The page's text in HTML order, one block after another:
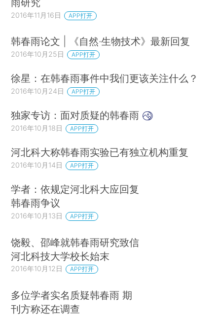
2016年11月16日 APP打开
韩春雨论文 | 《自然·生物技术》最新回复
2016年10月25日 APP打开
徐星：在韩春雨事件中我们更该关注什么？
2016年10月24日 APP打开
独家专访：面对质疑的韩春雨
2016年10月18日 APP打开
河北科大称韩春雨实验已有独立机构重复
2016年10月14日 APP打开
学者：依规定河北科大应回复
韩春雨争议
2016年10月13日 APP打开
饶毅、邵峰就韩春雨研究致信
河北科技大学校长始末
2016年10月12日 APP打开
多位学者实名质疑韩春雨 期
刊方称还在调查